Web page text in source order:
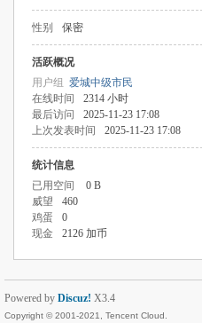
性别 保密
活跃概况
用户组 爱城中级市民
在线时间
2314 小时
最后访问
2025-11-23 17:08
上次发表时间
2025-11-23 17:08
统计信息
已用空间
0 B
威望
460
鸡蛋
0
现金
2126 加币
Powered by Discuz! X3.4
Copyright © 2001-2021, Tencent Cloud.